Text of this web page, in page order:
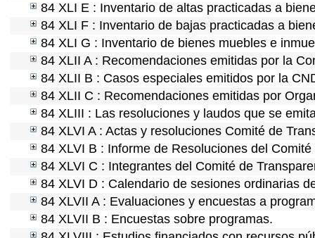
84 XLI E : Inventario de altas practicadas a
84 XLI F : Inventario de bajas practicadas a
84 XLI G : Inventario de bienes muebles e
84 XLII A : Recomendaciones emitidas por la
84 XLII B : Casos especiales emitidos por la
84 XLII C : Recomendaciones emitidas por
84 XLIII : Las resoluciones y laudos que se
84 XLVI A : Actas y resoluciones Comité de
84 XLVI B : Informe de Resoluciones del
84 XLVI C : Integrantes del Comité de
84 XLVI D : Calendario de sesiones ordinarias
84 XLVII A : Evaluaciones y encuestas a
84 XLVII B : Encuestas sobre programas.